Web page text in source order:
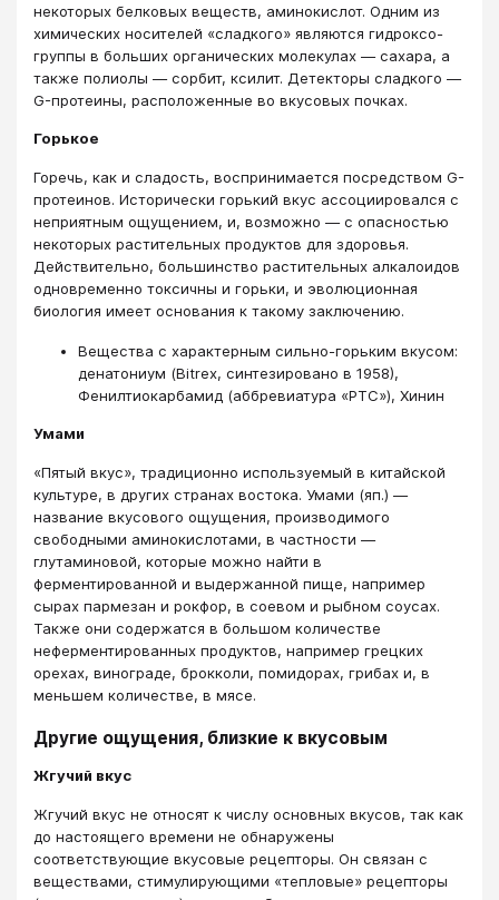
некоторых белковых веществ, аминокислот. Одним из
химических носителей «сладкого» являются гидроксо-
группы в больших органических молекулах — сахара, а
также полиолы — сорбит, ксилит. Детекторы сладкого —
G-протеины, расположенные во вкусовых почках.
Горькое
Горечь, как и сладость, воспринимается посредством G-
протеинов. Исторически горький вкус ассоциировался с
неприятным ощущением, и, возможно — с опасностью
некоторых растительных продуктов для здоровья.
Действительно, большинство растительных алкалоидов
одновременно токсичны и горьки, и эволюционная
биология имеет основания к такому заключению.
Вещества с характерным сильно-горьким вкусом:
денатониум (Bitrex, синтезировано в 1958),
Фенилтиокарбамид (аббревиатура «PTC»), Хинин
Умами
«Пятый вкус», традиционно используемый в китайской
культуре, в других странах востока. Умами (яп.) —
название вкусового ощущения, производимого
свободными аминокислотами, в частности —
глутаминовой, которые можно найти в
ферментированной и выдержанной пище, например
сырах пармезан и рокфор, в соевом и рыбном соусах.
Также они содержатся в большом количестве
неферментированных продуктов, например грецких
орехах, винограде, брокколи, помидорах, грибах и, в
меньшем количестве, в мясе.
Другие ощущения, близкие к вкусовым
Жгучий вкус
Жгучий вкус не относят к числу основных вкусов, так как
до настоящего времени не обнаружены
соответствующие вкусовые рецепторы. Он связан с
веществами, стимулирующими «тепловые» рецепторы